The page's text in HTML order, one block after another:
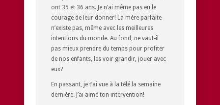
ont 35 et 36 ans. Je n’ai même pas eu le
courage de leur donner! La mère parfaite
n’existe pas, même avec les meilleures
intentions du monde. Au fond, ne vaut-il
pas mieux prendre du temps pour profiter
de nos enfants, les voir grandir, jouer avec
eux?
En passant, je t’ai vue à la télé la semaine
dernière. J’ai aimé ton intervention!